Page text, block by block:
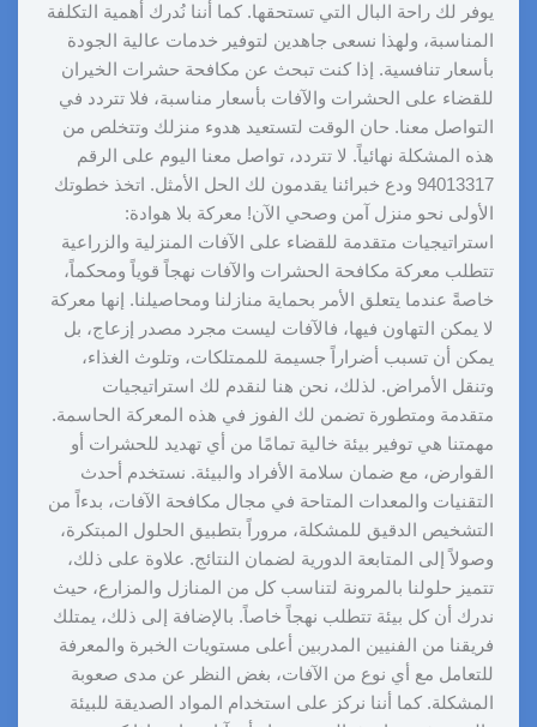
يوفر لك راحة البال التي تستحقها. كما أننا نُدرك أهمية التكلفة
المناسبة، ولهذا نسعى جاهدين لتوفير خدمات عالية الجودة
بأسعار تنافسية. إذا كنت تبحث عن مكافحة حشرات الخيران
للقضاء على الحشرات والآفات بأسعار مناسبة، فلا تتردد في
التواصل معنا. حان الوقت لتستعيد هدوء منزلك وتتخلص من
هذه المشكلة نهائياً. لا تتردد، تواصل معنا اليوم على الرقم
94013317 ودع خبرائنا يقدمون لك الحل الأمثل. اتخذ خطوتك
الأولى نحو منزل آمن وصحي الآن! معركة بلا هوادة:
استراتيجيات متقدمة للقضاء على الآفات المنزلية والزراعية
تتطلب معركة مكافحة الحشرات والآفات نهجاً قوياً ومحكماً،
خاصةً عندما يتعلق الأمر بحماية منازلنا ومحاصيلنا. إنها معركة
لا يمكن التهاون فيها، فالآفات ليست مجرد مصدر إزعاج، بل
يمكن أن تسبب أضراراً جسيمة للممتلكات، وتلوث الغذاء،
وتنقل الأمراض. لذلك، نحن هنا لنقدم لك استراتيجيات
متقدمة ومتطورة تضمن لك الفوز في هذه المعركة الحاسمة.
مهمتنا هي توفير بيئة خالية تمامًا من أي تهديد للحشرات أو
القوارض، مع ضمان سلامة الأفراد والبيئة. نستخدم أحدث
التقنيات والمعدات المتاحة في مجال مكافحة الآفات، بدءاً من
التشخيص الدقيق للمشكلة، مروراً بتطبيق الحلول المبتكرة،
وصولاً إلى المتابعة الدورية لضمان النتائج. علاوة على ذلك،
تتميز حلولنا بالمرونة لتناسب كل من المنازل والمزارع، حيث
ندرك أن كل بيئة تتطلب نهجاً خاصاً. بالإضافة إلى ذلك، يمتلك
فريقنا من الفنيين المدربين أعلى مستويات الخبرة والمعرفة
للتعامل مع أي نوع من الآفات، بغض النظر عن مدى صعوبة
المشكلة. كما أننا نركز على استخدام المواد الصديقة للبيئة